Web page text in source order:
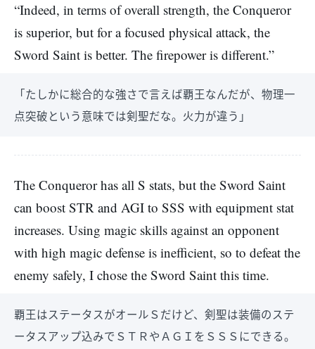
“Indeed, in terms of overall strength, the Conqueror
is superior, but for a focused physical attack, the
Sword Saint is better. The firepower is different.”
「たしかに総合的な強さで言えば覇王なんだが、物理一
点突破という意味では剣聖だな。火力が違う」
The Conqueror has all S stats, but the Sword Saint
can boost STR and AGI to SSS with equipment stat
increases. Using magic skills against an opponent
with high magic defense is inefficient, so to defeat the
enemy safely, I chose the Sword Saint this time.
覇王はステータスがオールＳだけど、剣聖は装備のステ
ータスアップ込みでＳＴＲやＡＧＩをＳＳＳにできる。